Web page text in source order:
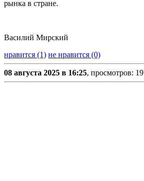
рынка в стране.
Василий Мирский
нравится (1) не нравится (0)
08 августа 2025 в 16:25, просмотров: